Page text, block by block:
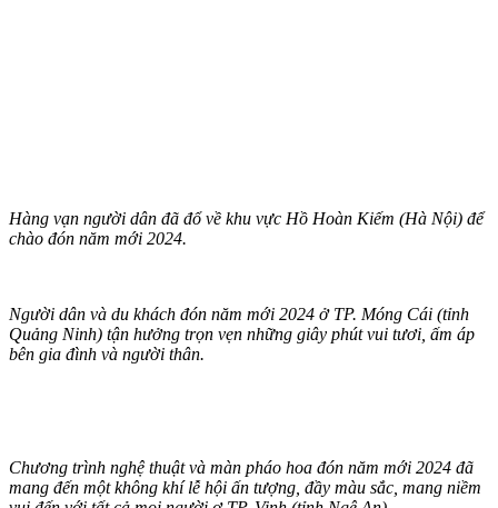
Hàng vạn người dân đã đổ về khu vực Hồ Hoàn Kiếm (Hà Nội) để
chào đón năm mới 2024.
Người dân và du khách đón năm mới 2024 ở TP. Móng Cái (tỉnh
Quảng Ninh) tận hưởng trọn vẹn những giây phút vui tươi, ấm áp
bên gia đình và người thân.
Chương trình nghệ thuật và màn pháo hoa đón năm mới 2024 đã
mang đến một không khí lễ hội ấn tượng, đầy màu sắc, mang niềm